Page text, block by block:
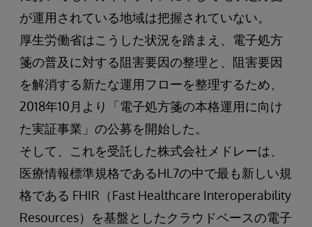
が運用されている地域は把握されていない。
厚生労働省はこうした状況を踏まえ、電子処方
箋の普及に対する阻害要因の整理と、阻害要因
を解消する新たな運用フローを整理するため、
2018年10月より「電子処方箋の本格運用に向け
た実証事業」の公募を開始した。
そして、これを受託した株式会社メドレーは、
医療情報標準規格であるHL7の中で最も新しい規
格である FHIR（Fast Healthcare Interoperability
Resources）を基盤としたクラウドベースの電子